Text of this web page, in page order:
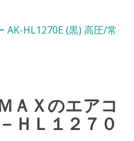
AK-HL1270E (黒) 高圧/常
ＡＸのエアコ
ＨＬ１２７０